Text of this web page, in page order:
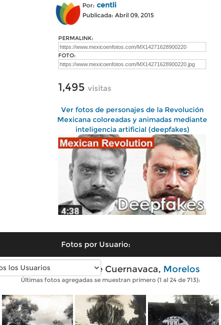
Por: centli
Publicada: Abril 09, 2015
PERMALINK:
FOTO:
1,495 visitas
Ver fotos de personajes de la Revolución
Mexicana coloreadas y animadas mediante
inteligencia artificial (deepfakes)
Fotos por Usuario:
Fotos antiguas de Cuernavaca, Morelos
Últimas fotos agregadas se muestran primero (1 al 24 de 713):